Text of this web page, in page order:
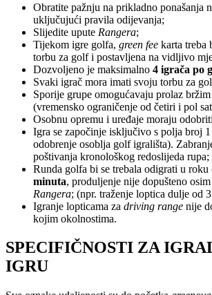
Obratite pažnju na prikladno ponašanja
uključujući pravila odijevanja;
Slijedite upute Rangera;
Tijekom igre golfa, green fee karta treba
torbu za golf i postavljena na vidljivo
Dozvoljeno je maksimalno 4 igrača po
Svaki igrač mora imati svoju torbu za
Sporije grupe omogućavaju prolaz bržim
(vremensko ograničenje od četiri i pol
Osobnu opremu i uređaje moraju
Igra se započinje isključivo s polja broj
odobrenje osoblja golf igrališta).
poštivanja kronološkog redoslijeda rupa;
Runda golfa bi se trebala odigrati u roku
minuta, produljenje nije dopušteno
Rangera; (npr. traženje loptica dulje od
Igranje lopticama za driving range nije
kojim okolnostima.
SPECIFIČNOSTI ZA
IGRU